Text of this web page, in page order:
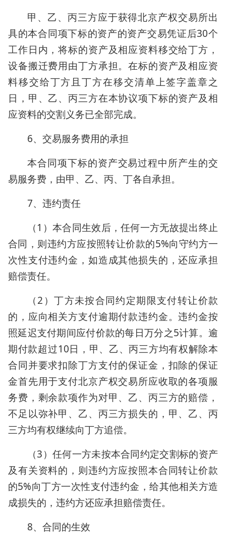
甲、乙、丙三方应于获得北京产权交易所出
具的本合同项下标的资产的资产交易凭证后30个
工作日内，将标的资产及相应资料移交给丁方，
设备搬迁费用由丁方承担。在标的资产及相应资
料移交给丁方且丁方在移交清单上签字盖章之
日，甲、乙、丙三方在本协议项下标的资产及相
应资料的交割义务已全部完成。
6、交易服务费用的承担
本合同项下标的资产交易过程中所产生的交
易服务费，由甲、乙、丙、丁各自承担。
7、违约责任
（1）本合同生效后，任何一方无故提出终止
合同，则违约方应按照转让价款的5%向守约方一
次性支付违约金，如造成其他损失的，还应承担
赔偿责任。
（2）丁方未按合同约定期限支付转让价款
的，应向相关方支付逾期付款违约金。违约金按
照延迟支付期间应付价款的每日万分之5计算。逾
期付款超过10日，甲、乙、丙三方均有权解除本
合同并要求扣除丁方支付的保证金，扣除的保证
金首先用于支付北京产权交易所应收取的各项服
务费，剩余款项作为对甲、乙、丙三方的赔偿，
不足以弥补甲、乙、丙三方损失的，甲、乙、丙
三方均有权继续向丁方追偿。
（3）任何一方未按本合同约定交割标的资产
及有关资料的，则违约方应按照本合同转让价款
的5%向丁方一次性支付违约金，给其他相关方造
成损失的，违约方还应承担赔偿责任。
8、合同的生效